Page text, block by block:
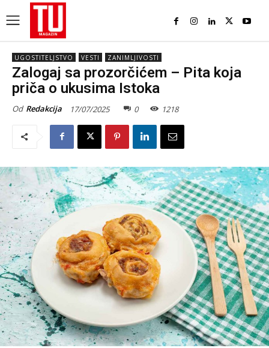
UGOSTITELJSTVO VESTI ZANIMLJIVOSTI
Zalogaj sa prozorčićem – Pita koja
priča o ukusima Istoka
Od Redakcija 17/07/2025 0 1218